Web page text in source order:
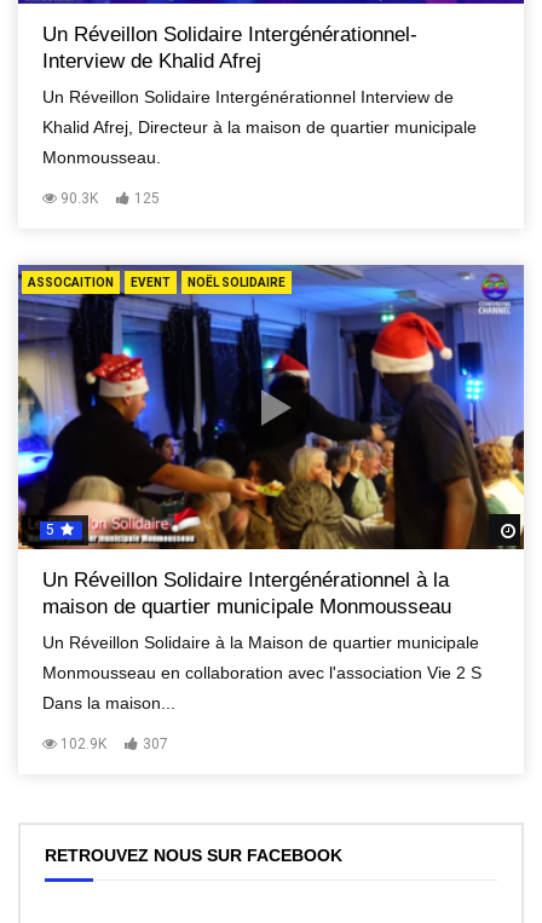
Un Réveillon Solidaire Intergénérationnel-
Interview de Khalid Afrej
Un Réveillon Solidaire Intergénérationnel Interview de
Khalid Afrej, Directeur à la maison de quartier municipale
Monmousseau.
90.3K 125
ASSOCAITION EVENT NOËL SOLIDAIRE
5
Un Réveillon Solidaire Intergénérationnel à la
maison de quartier municipale Monmousseau
Un Réveillon Solidaire à la Maison de quartier municipale
Monmousseau en collaboration avec l'association Vie 2 S
Dans la maison...
102.9K 307
RETROUVEZ NOUS SUR FACEBOOK